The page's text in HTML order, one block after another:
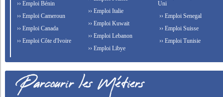
›› Emploi Bénin
›› Emploi Cameroun
›› Emploi Canada
›› Emploi Côte d'Ivoire
›› Emploi Italie
›› Emploi Kuwait
›› Emploi Lebanon
›› Emploi Libye
Uni
›› Emploi Senegal
›› Emploi Suisse
›› Emploi Tunisie